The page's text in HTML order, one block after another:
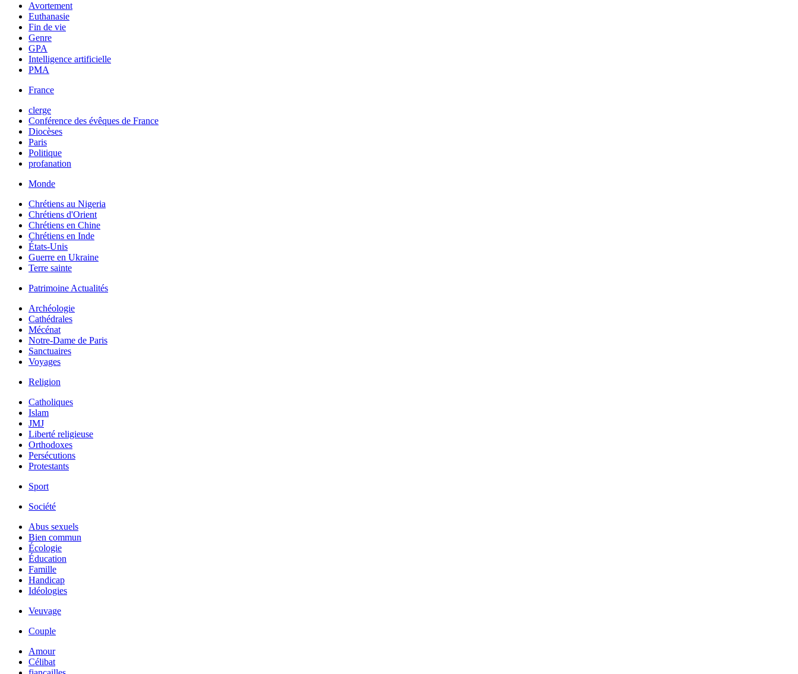
Avortement
Euthanasie
Fin de vie
Genre
GPA
Intelligence artificielle
PMA
France
clerge
Conférence des évêques de France
Diocèses
Paris
Politique
profanation
Monde
Chrétiens au Nigeria
Chrétiens d'Orient
Chrétiens en Chine
Chrétiens en Inde
États-Unis
Guerre en Ukraine
Terre sainte
Patrimoine Actualités
Archéologie
Cathédrales
Mécénat
Notre-Dame de Paris
Sanctuaires
Voyages
Religion
Catholiques
Islam
JMJ
Liberté religieuse
Orthodoxes
Persécutions
Protestants
Sport
Société
Abus sexuels
Bien commun
Écologie
Éducation
Famille
Handicap
Idéologies
Veuvage
Couple
Amour
Célibat